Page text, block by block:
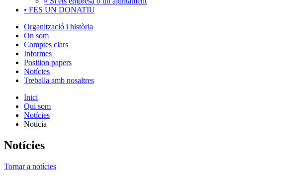
• FES UN DONATIU
Organització i història
On som
Comptes clars
Informes
Position papers
Notícies
Treballa amb nosaltres
Inici
Qui som
Notícies
Noticia
Notícies
Tornar a notícies